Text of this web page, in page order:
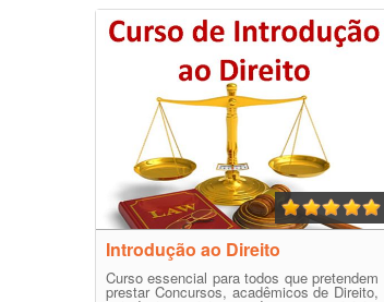
Introdução ao Direito
Curso essencial para todos que pretendem
prestar Concursos, acadêmicos de Direito,